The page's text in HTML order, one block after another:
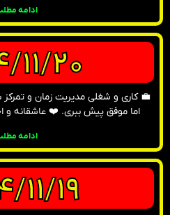
ادامه
11/20
💼 کاری و شغلی مدیریت زمان و
اما موفق پیش ببری. ❤️ عاشقانه
ادامه
11/19